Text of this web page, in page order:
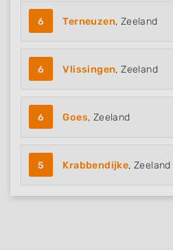
6 Terneuzen, Zeeland
6 Vlissingen, Zeeland
6 Goes, Zeeland
5 Krabbendijke, Zeeland